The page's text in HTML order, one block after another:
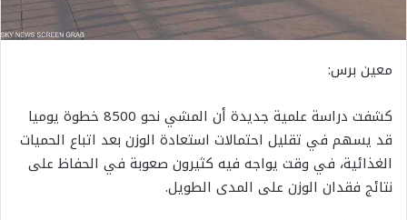
معين برس:
كشفت دراسة علمية جديدة أن المشي نحو 8500 خطوة يوميا
قد يسهم في تقليل احتمالات استعادة الوزن بعد اتباع الحميات
الغذائية، في وقت يواجه فيه كثيرون صعوبة في الحفاظ على
نتائج فقدان الوزن على المدى الطويل.